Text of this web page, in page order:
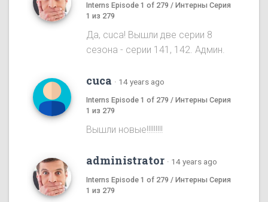
Interns Episode 1 of 279 / Интерны Серия
1 из 279
Да, cuca! Вышли две серии 8
сезона - серии 141, 142. Админ.
cuca · 14 years ago
Interns Episode 1 of 279 / Интерны Серия
1 из 279
Вышли новые!!!!!!!!!
administrator · 14 years ago
Interns Episode 1 of 279 / Интерны Серия
1 из 279